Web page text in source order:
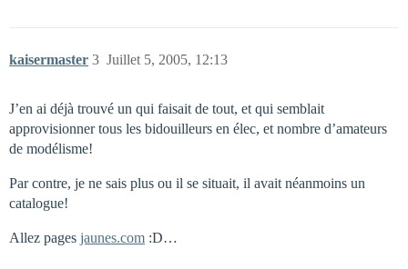
kaisermaster Juillet 5, 2005, 12:13
3
J’en ai déjà trouvé un qui faisait de tout, et qui semblait
approvisionner tous les bidouilleurs en élec, et nombre d’amateurs
de modélisme!
Par contre, je ne sais plus ou il se situait, il avait néanmoins un
catalogue!
Allez pages jaunes.com :D…